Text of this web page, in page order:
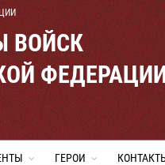
ВОЙСК
ГЕРОИ